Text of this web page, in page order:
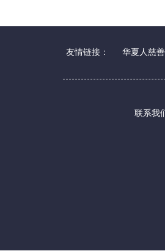
友情链接： 华夏人慈
联系我